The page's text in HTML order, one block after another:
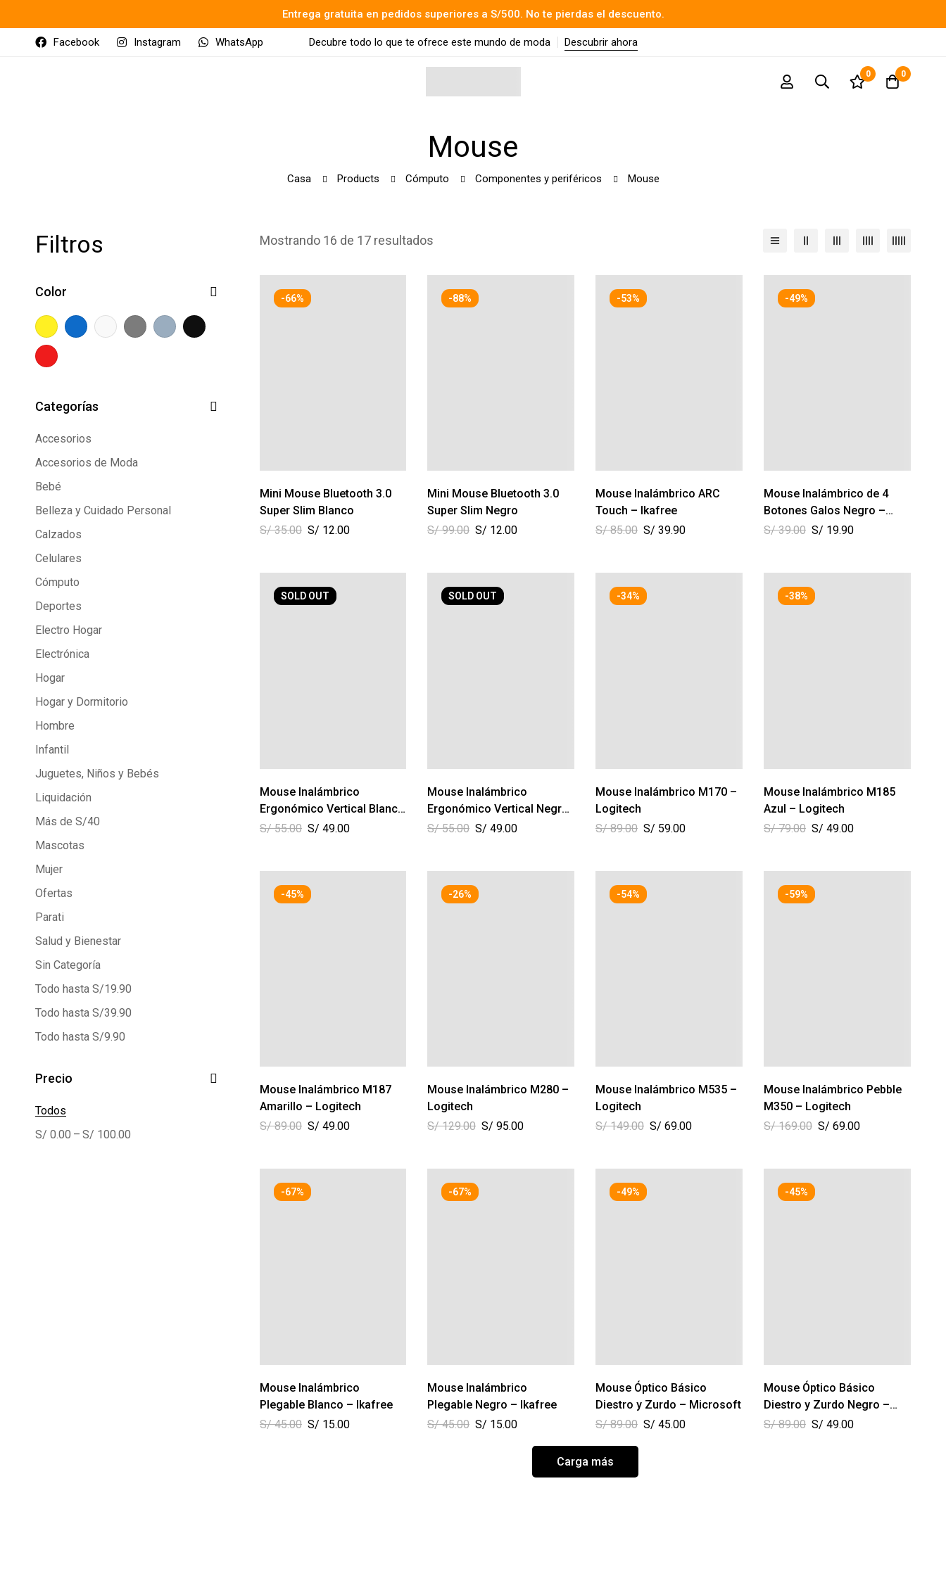
Entrega gratuita en pedidos superiores a S/500. No te pierdas el descuento.
Facebook Instagram WhatsApp Decubre todo lo que te ofrece este mundo de moda Descubrir ahora
0 0
Mouse
Casa Products Cómputo Componentes y periféricos Mouse
Filtros
Color
Categorías
Accesorios
Accesorios de Moda
Bebé
Belleza y Cuidado Personal
Calzados
Celulares
Cómputo
Deportes
Electro Hogar
Electrónica
Hogar
Hogar y Dormitorio
Hombre
Infantil
Juguetes, Niños y Bebés
Liquidación
Más de S/40
Mascotas
Mujer
Ofertas
Parati
Salud y Bienestar
Sin Categoría
Todo hasta S/19.90
Todo hasta S/39.90
Todo hasta S/9.90
Precio
Todos
S/ 0.00 – S/ 100.00
Mostrando 16 de 17 resultados
-66%
Mini Mouse Bluetooth 3.0
Super Slim Blanco
S/35.00 S/ 12.00
-88%
Mini Mouse Bluetooth 3.0
Super Slim Negro
S/99.00 S/ 12.00
-53%
Mouse Inalámbrico ARC
Touch – Ikafree
S/85.00 S/ 39.90
-49%
Mouse Inalámbrico de 4
Botones Galos Negro –
Xtech
S/39.00 S/ 19.90
SOLD OUT
Mouse Inalámbrico
Ergonómico Vertical Blanco
– Ikafree
S/55.00 S/ 49.00
SOLD OUT
Mouse Inalámbrico
Ergonómico Vertical Negro
– Ikafree
S/55.00 S/ 49.00
-34%
Mouse Inalámbrico M170 –
Logitech
S/89.00 S/ 59.00
-38%
Mouse Inalámbrico M185
Azul – Logitech
S/79.00 S/ 49.00
-45%
Mouse Inalámbrico M187
Amarillo – Logitech
S/89.00 S/ 49.00
-26%
Mouse Inalámbrico M280 –
Logitech
S/129.00 S/ 95.00
-54%
Mouse Inalámbrico M535 –
Logitech
S/149.00 S/ 69.00
-59%
Mouse Inalámbrico Pebble
M350 – Logitech
S/169.00 S/ 69.00
-67%
Mouse Inalámbrico
Plegable Blanco – Ikafree
S/45.00 S/ 15.00
-67%
Mouse Inalámbrico
Plegable Negro – Ikafree
S/45.00 S/ 15.00
-49%
Mouse Óptico Básico
Diestro y Zurdo – Microsoft
S/89.00 S/ 45.00
-45%
Mouse Óptico Básico
Diestro y Zurdo Negro –
Microsoft
S/89.00 S/ 49.00
Carga más